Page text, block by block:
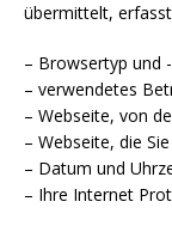
übermittelt,
– Browsertyp und
– verwendetes
– Webseite, von
– Webseite, die
– Datum und
– Ihre Internet